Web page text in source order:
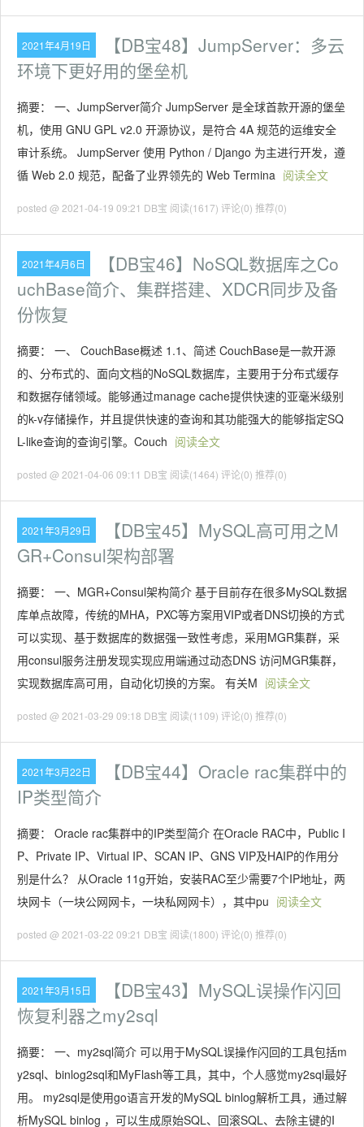
2021年4月19日
【DB宝48】JumpServer：多云
环境下更好用的堡垒机
摘要： 一、JumpServer简介 JumpServer 是全球首款开源的堡垒
机，使用 GNU GPL v2.0 开源协议，是符合 4A 规范的运维安全
审计系统。 JumpServer 使用 Python / Django 为主进行开发，遵
循 Web 2.0 规范，配备了业界领先的 Web Termina 阅读全文
posted @ 2021-04-19 09:21 DB宝 阅读(1617) 评论(0) 推荐(0)
2021年4月6日
【DB宝46】NoSQL数据库之Co
uchBase简介、集群搭建、XDCR同步及备
份恢复
摘要： 一、 CouchBase概述 1.1、简述 CouchBase是一款开源
的、分布式的、面向文档的NoSQL数据库，主要用于分布式缓存
和数据存储领域。能够通过manage cache提供快速的亚毫米级别
的k-v存储操作，并且提供快速的查询和其功能强大的能够指定SQ
L-like查询的查询引擎。Couch 阅读全文
posted @ 2021-04-06 09:11 DB宝 阅读(1464) 评论(0) 推荐(0)
2021年3月29日
【DB宝45】MySQL高可用之M
GR+Consul架构部署
摘要： 一、MGR+Consul架构简介 基于目前存在很多MySQL数据
库单点故障，传统的MHA，PXC等方案用VIP或者DNS切换的方式
可以实现、基于数据库的数据强一致性考虑，采用MGR集群，采
用consul服务注册发现实现应用端通过动态DNS 访问MGR集群，
实现数据库高可用，自动化切换的方案。 有关M 阅读全文
posted @ 2021-03-29 09:18 DB宝 阅读(1109) 评论(0) 推荐(0)
2021年3月22日
【DB宝44】Oracle rac集群中的
IP类型简介
摘要： Oracle rac集群中的IP类型简介 在Oracle RAC中，Public I
P、Private IP、Virtual IP、SCAN IP、GNS VIP及HAIP的作用分
别是什么？ 从Oracle 11g开始，安装RAC至少需要7个IP地址，两
块网卡（一块公网网卡，一块私网网卡），其中pu 阅读全文
posted @ 2021-03-22 09:21 DB宝 阅读(1800) 评论(0) 推荐(0)
2021年3月15日
【DB宝43】MySQL误操作闪回
恢复利器之my2sql
摘要： 一、my2sql简介 可以用于MySQL误操作闪回的工具包括m
y2sql、binlog2sql和MyFlash等工具，其中，个人感觉my2sql最好
用。 my2sql是使用go语言开发的MySQL binlog解析工具，通过解
析MySQL binlog ，可以生成原始SQL、回滚SQL、去除主键的I